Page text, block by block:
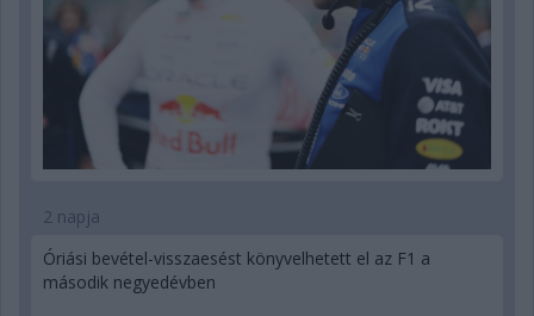
2 napja
Óriási bevétel-visszaesést könyvelhetett el az F1 a
második negyedévben